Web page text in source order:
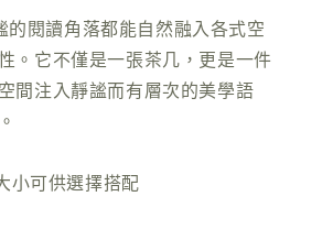
閱讀角落都能自然融入各式空
。它不僅是一張茶几，更是一件
間注入靜謐而有層次的美學語
小可供選擇搭配